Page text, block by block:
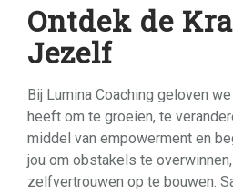
Ontdek de
Jezelf
Bij Lumina Coaching geloven
heeft om te groeien, te
middel van empowerment en
jou om obstakels te
zelfvertrouwen op te bouwen.